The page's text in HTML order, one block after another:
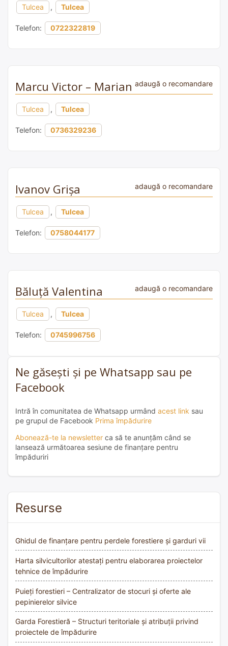
Tulcea , Tulcea
Telefon: 0722322819
Marcu Victor – Marian adaugă o recomandare
Tulcea , Tulcea
Telefon: 0736329236
Ivanov Grișa adaugă o recomandare
Tulcea , Tulcea
Telefon: 0758044177
Băluță Valentina adaugă o recomandare
Tulcea , Tulcea
Telefon: 0745996756
Ne găsești și pe Whatsapp sau pe
Facebook
Intră în comunitatea de Whatsapp urmând acest link sau
pe grupul de Facebook Prima împădurire
Abonează-te la newsletter ca să te anunțăm când se
lansează următoarea sesiune de finanțare pentru
împăduriri
Resurse
Ghidul de finanțare pentru perdele forestiere și garduri vii
Harta silvicultorilor atestați pentru elaborarea proiectelor
tehnice de împădurire
Puieți forestieri – Centralizator de stocuri și oferte ale
pepinierelor silvice
Garda Forestieră – Structuri teritoriale și atribuții privind
proiectele de împădurire